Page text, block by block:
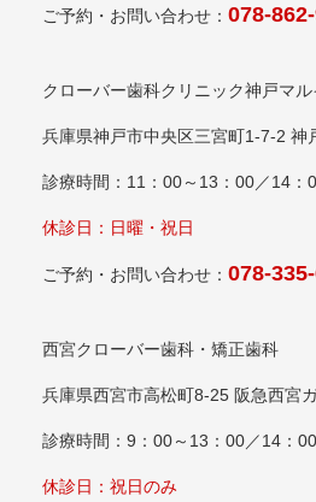
ご予約・お問い合わせ： 078-
クローバー歯科クリニック神戸マル
兵庫県神戸市中央区三宮町1-7-2 神
診療時間：11：00～13：00／14：
休診日：日曜・祝日
ご予約・お問い合わせ： 078-
西宮クローバー歯科・矯正歯科
兵庫県西宮市高松町8-25 阪急西宮
診療時間：9：00～13：00／14：
休診日：祝日のみ